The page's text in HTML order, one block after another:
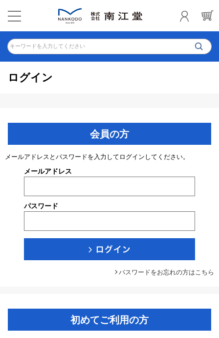
キーワードを入力してください
ログイン
会員の方
メールアドレスとパスワードを入力してログインしてください。
メールアドレス
パスワード
パスワードをお忘れの方はこちら
初めてご利用の方